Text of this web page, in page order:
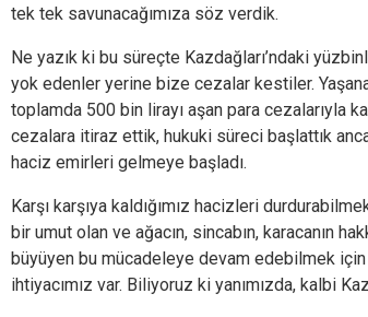
tek tek savunacağımıza söz verdik.
Ne yazık ki bu süreçte Kazdağları’ndaki
yok edenler yerine bize cezalar kestiler.
toplamda 500 bin lirayı aşan para cezalarıyla
cezalara itiraz ettik, hukuki süreci başlattık
haciz emirleri gelmeye başladı.
Karşı karşıya kaldığımız hacizleri
bir umut olan ve ağacın, sincabın, karacanın
büyüyen bu mücadeleye devam edebilmek
ihtiyacımız var. Biliyoruz ki yanımızda, kalbi